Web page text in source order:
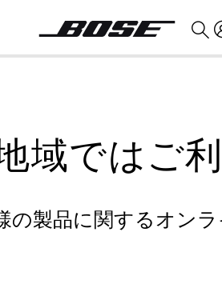
域ではご
製品に関するオン